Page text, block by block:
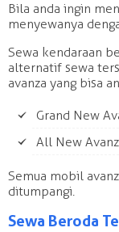
Bila anda ingin
menyewanya
Sewa kendaraan
alternatif sewa
avanza yang bisa
Grand New
All New
Semua mobil
ditumpangi.
Sewa Beroda